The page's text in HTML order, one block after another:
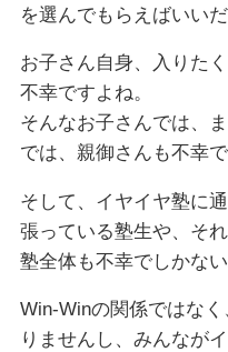
を選んでもらえばいいだ
お子さん自身、入りた
不幸ですよね。
そんなお子さんでは、
では、親御さんも不幸で
そして、イヤイヤ塾に
張っている塾生や、そ
塾全体も不幸でしかない
Win-Winの関係ではな
りませんし、みんなが